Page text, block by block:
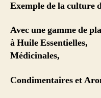
Exemple de la culture
Avec une gamme de
à Huile Essentielles,
Médicinales,
Condimentaires et